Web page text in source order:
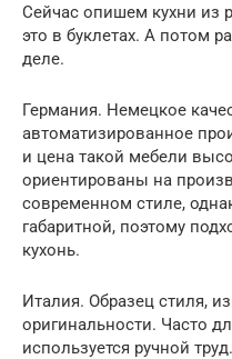
Сейчас опишем кухни из
это в буклетах. А потом
деле.
Германия. Немецкое
автоматизированное
и цена такой мебели
ориентированы на
современном стиле,
габаритной, поэтому
кухонь.
Италия. Образец стиля,
оригинальности. Часто
используется ручной